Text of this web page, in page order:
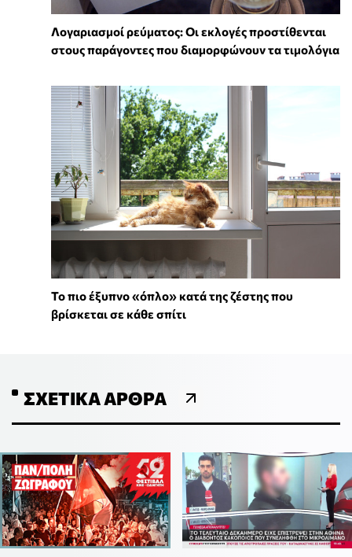
Λογαριασμοί ρεύματος: Οι εκλογές προστίθενται
στους παράγοντες που διαμορφώνουν τα τιμολόγια
To πιο έξυπνο «όπλο» κατά της ζέστης που
βρίσκεται σε κάθε σπίτι
ΣΧΕΤΙΚΆ ΆΡΘΡΑ